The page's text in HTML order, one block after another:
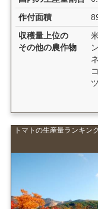
作付面積
収穫量上位の
その他の農作物
トマトの生産量ランキン